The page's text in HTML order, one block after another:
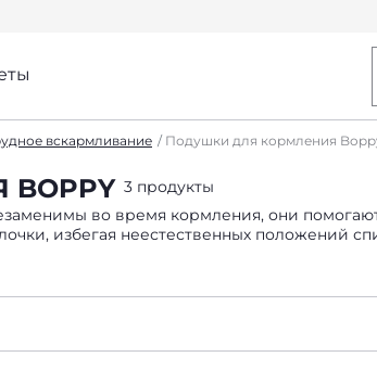
вскармливание Подушки для кормления
3 продукты
во время кормления, они
избегая неестественных